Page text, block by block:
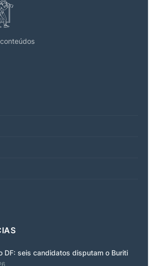
DF: seis candidatos disputam o Buriti